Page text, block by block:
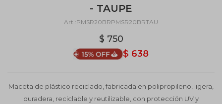
- TAUPE
PMSR20BRPMSR20BRTAU
$ 750
$ 638
Maceta de plástico reciclado, fabricada en polipropileno, ligera,
duradera, reciclable y reutilizable, con protección UV y